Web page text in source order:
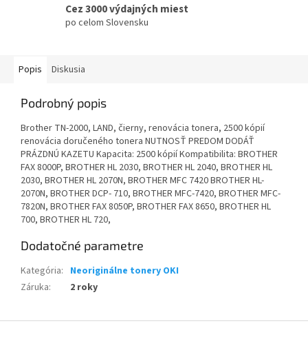
Cez 3000 výdajných miest
po celom Slovensku
Popis Diskusia
Podrobný popis
Brother TN-2000, LAND, čierny, renovácia tonera, 2500 kópií
renovácia doručeného tonera NUTNOSŤ PREDOM DODÁŤ
PRÁZDNÚ KAZETU Kapacita: 2500 kópií Kompatibilita: BROTHER
FAX 8000P, BROTHER HL 2030, BROTHER HL 2040, BROTHER HL
2030, BROTHER HL 2070N, BROTHER MFC 7420 BROTHER HL-
2070N, BROTHER DCP- 710, BROTHER MFC-7420, BROTHER MFC-
7820N, BROTHER FAX 8050P, BROTHER FAX 8650, BROTHER HL
700, BROTHER HL 720,
Dodatočné parametre
Kategória: Neoriginálne tonery OKI
Záruka: 2 roky